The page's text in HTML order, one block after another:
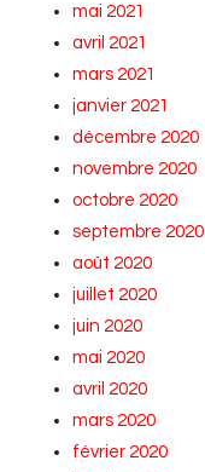
mai 2021
avril 2021
mars 2021
janvier 2021
décembre 2020
novembre 2020
octobre 2020
septembre 2020
août 2020
juillet 2020
juin 2020
mai 2020
avril 2020
mars 2020
février 2020